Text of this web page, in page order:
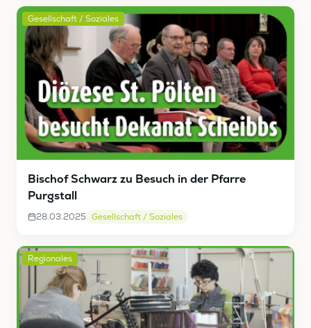
Gesellschaft / Soziales
Bischof Schwarz zu Besuch in der Pfarre
Purgstall
28.03.2025 Gesellschaft / Soziales
Regionales